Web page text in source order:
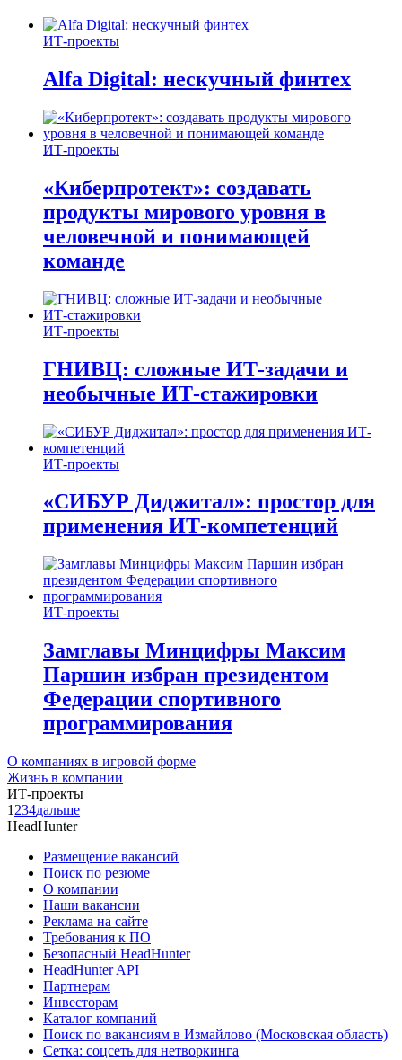
ИТ-проекты
Alfa Digital: нескучный финтех
ИТ-проекты
«Киберпротект»: создавать
продукты мирового уровня в
человечной и понимающей
команде
ИТ-проекты
ГНИВЦ: сложные ИТ‑задачи и
необычные ИТ‑стажировки
ИТ-проекты
«СИБУР Диджитал»: простор для
применения ИТ-компетенций
ИТ-проекты
Замглавы Минцифры Максим
Паршин избран президентом
Федерации спортивного
программирования
О компаниях в игровой форме
Жизнь в компании
ИТ-проекты
1 234дальше
HeadHunter
Размещение вакансий
Поиск по резюме
О компании
Наши вакансии
Реклама на сайте
Требования к ПО
Безопасный HeadHunter
HeadHunter API
Партнерам
Инвесторам
Каталог компаний
Поиск по вакансиям в Измайлово (Московская область)
Сетка: соцсеть для нетворкинга